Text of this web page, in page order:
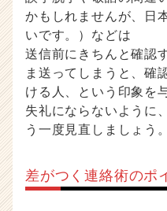
かもしれませんが、日
いです。）などは
送信前にきちんと確認
ま送ってしまうと、確
ける人、という印象を
失礼にならないように
う一度見直しましょう。
差がつく連絡術のポ